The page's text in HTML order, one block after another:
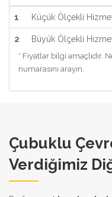
1 Küçük Ölçekli
2 Büyük Ölçekli
* Fiyatlar bilgi amaçlıdır.
numarasını arayın.
Çubuklu
Verdiğimiz